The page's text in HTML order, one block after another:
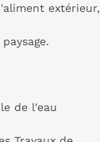
extérieur,
de l'eau